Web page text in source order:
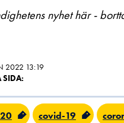
nyhet här -
2022 13:19
SIDA:
covid-19